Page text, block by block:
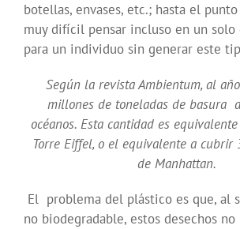
botellas, envases, etc.; hasta el
muy difícil pensar incluso en un solo
para un individuo sin generar este
Según la revista Ambientum, al
millones de toneladas de basura
océanos. Esta cantidad es
Torre Eiffel, o el equivalente a cubrir
de Manhattan.
El problema del plástico es que, al
no biodegradable, estos desechos no